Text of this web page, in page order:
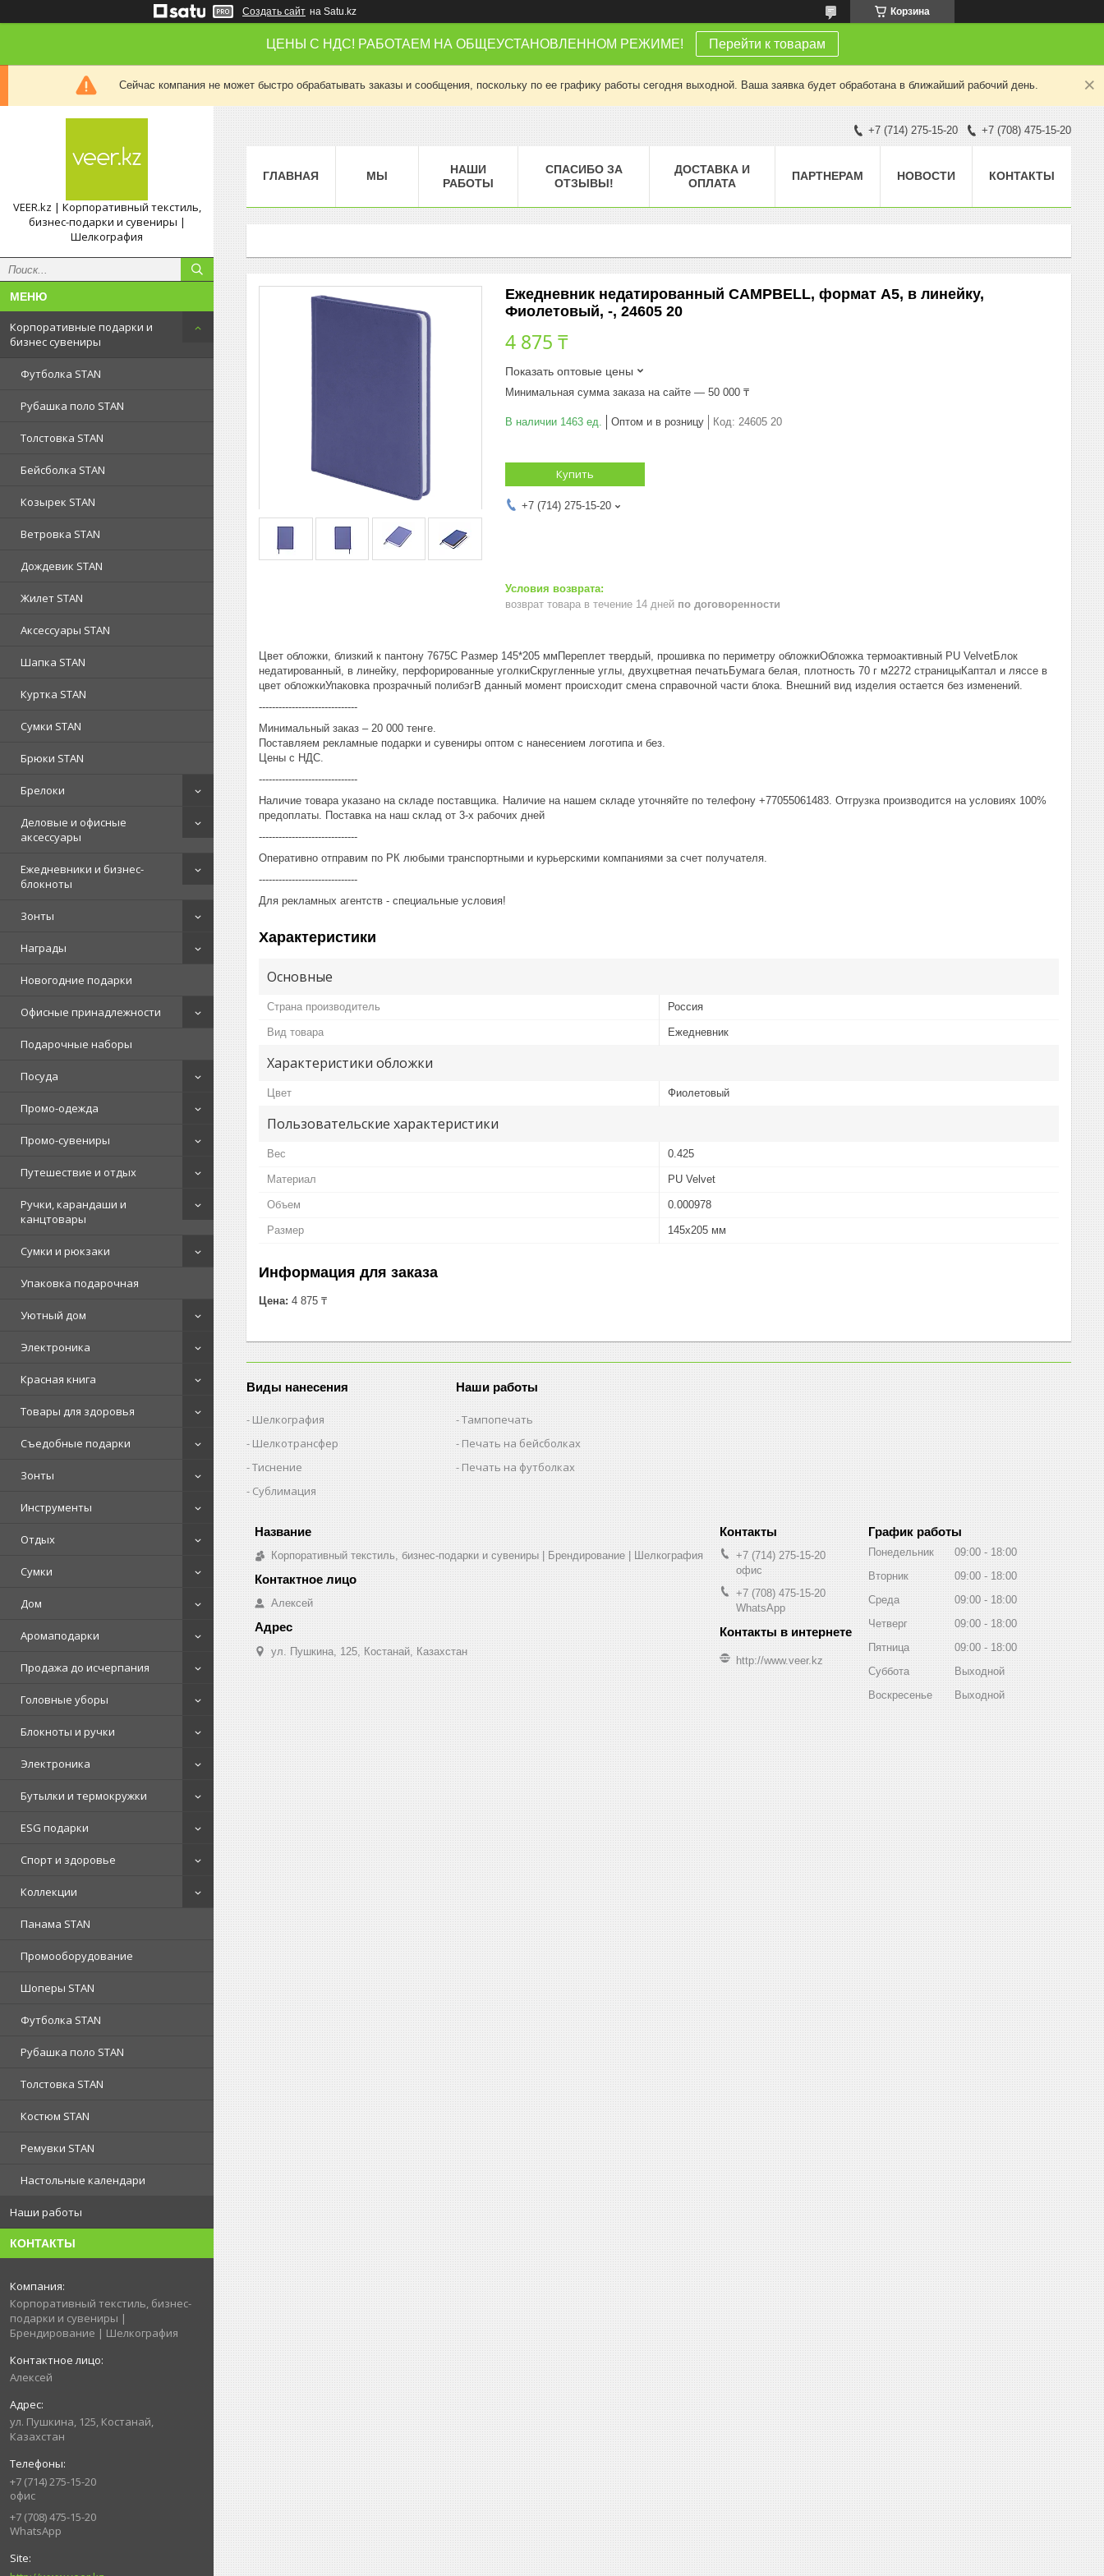
Создать сайт на Satu.kz Корзина
ЦЕНЫ С НДС! РАБОТАЕМ НА ОБЩЕУСТАНОВЛЕННОМ РЕЖИМЕ! Перейти к товарам
Сейчас компания не может быстро обрабатывать заказы и сообщения, поскольку по ее графику работы сегодня выходной. Ваша заявка будет обработана в ближайший рабочий день.
VEER.kz | Корпоративный текстиль,
бизнес-подарки и сувениры |
Шелкография
Корпоративные подарки и
бизнес сувениры
Футболка STAN
Рубашка поло STAN
Толстовка STAN
Бейсболка STAN
Козырек STAN
Ветровка STAN
Дождевик STAN
Жилет STAN
Аксессуары STAN
Шапка STAN
Куртка STAN
Сумки STAN
Брюки STAN
Брелоки
Деловые и офисные
аксессуары
Ежедневники и бизнес-
блокноты
Зонты
Награды
Новогодние подарки
Офисные принадлежности
Подарочные наборы
Посуда
Промо-одежда
Промо-сувениры
Путешествие и отдых
Ручки, карандаши и
канцтовары
Сумки и рюкзаки
Упаковка подарочная
Уютный дом
Электроника
Красная книга
Товары для здоровья
Съедобные подарки
Зонты
Инструменты
Отдых
Сумки
Дом
Аромаподарки
Продажа до исчерпания
Головные уборы
Блокноты и ручки
Электроника
Бутылки и термокружки
ESG подарки
Спорт и здоровье
Коллекции
Панама STAN
Промооборудование
Шоперы STAN
Футболка STAN
Рубашка поло STAN
Толстовка STAN
Костюм STAN
Ремувки STAN
Настольные календари
Наши работы
КОНТАКТЫ
Корпоративный текстиль, бизнес-
подарки и сувениры |
Брендирование | Шелкография
Алексей
ул. Пушкина, 125, Костанай,
Казахстан
+7 (714) 275-15-20
офис
+7 (708) 475-15-20
WhatsApp
+7 (714) 275-15-20 +7 (708) 475-15-20
ГЛАВНАЯ МЫ
НАШИ
РАБОТЫ
СПАСИБО ЗА
ОТЗЫВЫ!
ДОСТАВКА И
ОПЛАТА
ПАРТНЕРАМ НОВОСТИ КОНТАКТЫ
Ежедневник недатированный CAMPBELL, формат А5, в линейку,
Фиолетовый, -, 24605 20
4 875 ₸
Показать оптовые цены
Минимальная сумма заказа на сайте — 50 000 ₸
В наличии 1463 ед. Оптом и в розницу Код: 24605 20
Купить
+7 (714) 275-15-20
возврат товара в течение 14 дней по договоренности
Цвет обложки, близкий к пантону 7675C Размер 145*205 ммПереплет твердый, прошивка по периметру обложкиОбложка термоактивный PU VelvetБлок
недатированный, в линейку, перфорированные уголкиСкругленные углы, двухцветная печатьБумага белая, плотность 70 г м2272 страницыКаптал и ляссе в
цвет обложкиУпаковка прозрачный полибэгВ данный момент происходит смена справочной части блока. Внешний вид изделия остается без изменений.
------------------------------
Минимальный заказ – 20 000 тенге.
Поставляем рекламные подарки и сувениры оптом с нанесением логотипа и без.
Цены с НДС.
------------------------------
Наличие товара указано на складе поставщика. Наличие на нашем складе уточняйте по телефону +77055061483. Отгрузка производится на условиях 100%
предоплаты. Поставка на наш склад от 3-x рабочих дней
------------------------------
Оперативно отправим по РК любыми транспортными и курьерскими компаниями за счет получателя.
------------------------------
Для рекламных агентств - специальные условия!
Характеристики
Основные
Страна производитель Россия
Вид товара Ежедневник
Характеристики обложки
Цвет Фиолетовый
Пользовательские характеристики
Вес 0.425
Материал PU Velvet
Объем 0.000978
Размер 145x205 мм
Информация для заказа
Цена: 4 875 ₸
Виды нанесения
Шелкография
Шелкотрансфер
Тиснение
Сублимация
Наши работы
Тампопечать
Печать на бейсболках
Печать на футболках
Корпоративный текстиль, бизнес-подарки и сувениры | Брендирование | Шелкография
Алексей
ул. Пушкина, 125, Костанай, Казахстан
+7 (714) 275-15-20
офис
+7 (708) 475-15-20
WhatsApp
http://www.veer.kz
График работы
Понедельник 09:00
18:00
Вторник
09:00
18:00
Среда
09:00
18:00
Четверг
09:00
18:00
Пятница
09:00
18:00
Суббота
Выходной
Воскресенье
Выходной